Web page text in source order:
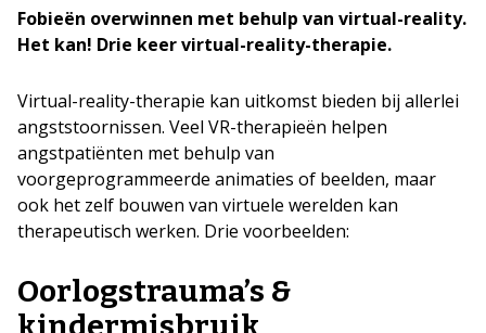
Fobieën overwinnen met behulp van virtual-reality.
Het kan! Drie keer virtual-reality-therapie.
Virtual-reality-therapie kan uitkomst bieden bij allerlei
angststoornissen. Veel VR-therapieën helpen
angstpatiënten met behulp van
voorgeprogrammeerde animaties of beelden, maar
ook het zelf bouwen van virtuele werelden kan
therapeutisch werken. Drie voorbeelden:
Oorlogstrauma’s &
kindermisbruik